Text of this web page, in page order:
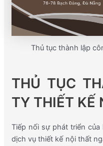
Thủ tục thành lập
THỦ TỤC
TY THIẾT KẾ
Tiếp nối sự phát triển
dịch vụ thiết kế nội thất